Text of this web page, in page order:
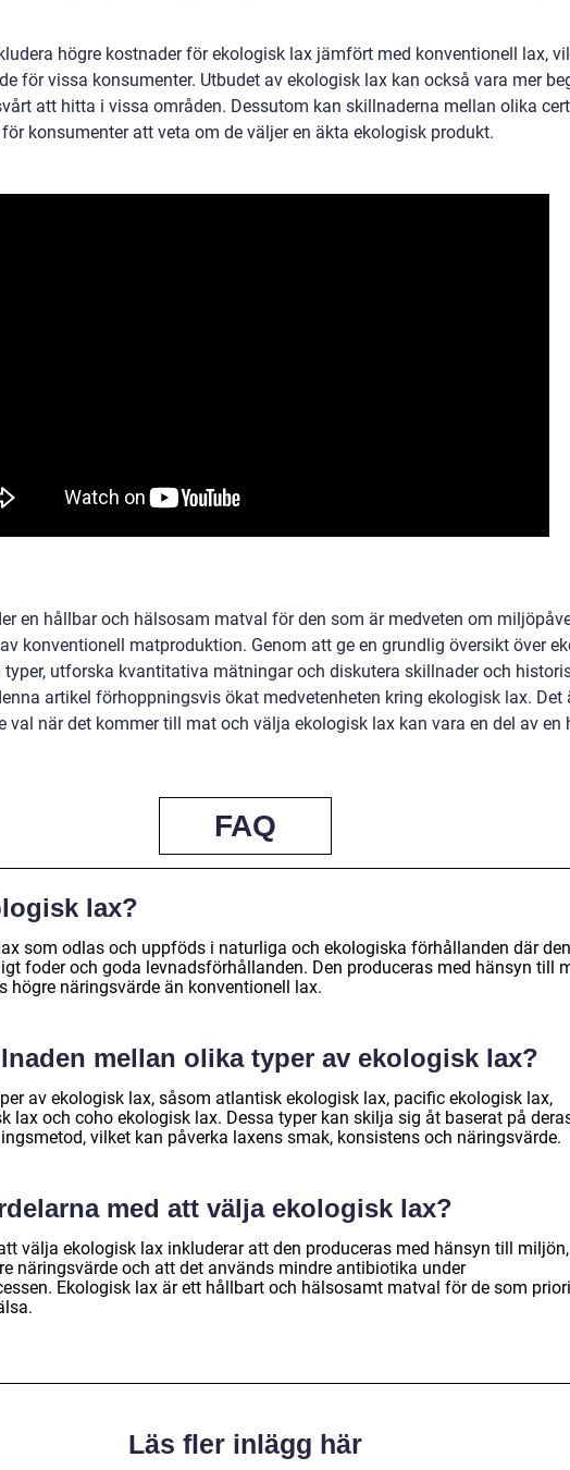
högre kostnader för ekologisk lax jämfört med konventionell lax,
för vissa konsumenter. Utbudet av ekologisk lax kan också vara mer
att hitta i vissa områden. Dessutom kan skillnaderna mellan olika
konsumenter att veta om de väljer en äkta ekologisk produkt.
en hållbar och hälsosam matval för den som är medveten om
konventionell matproduktion. Genom att ge en grundlig översikt över
typer, utforska kvantitativa mätningar och diskutera skillnader och
artikel förhoppningsvis ökat medvetenheten kring ekologisk lax. Det
val när det kommer till mat och välja ekologisk lax kan vara en del av en
FAQ
lax?
som odlas och uppföds i naturliga och ekologiska förhållanden där
foder och goda levnadsförhållanden. Den produceras med hänsyn till
högre näringsvärde än konventionell lax.
mellan olika typer av ekologisk lax?
av ekologisk lax, såsom atlantisk ekologisk lax, pacific ekologisk lax,
lax och coho ekologisk lax. Dessa typer kan skilja sig åt baserat på
vilket kan påverka laxens smak, konsistens och näringsvärde.
med att välja ekologisk lax?
välja ekologisk lax inkluderar att den produceras med hänsyn till
näringsvärde och att det används mindre antibiotika under
Ekologisk lax är ett hållbart och hälsosamt matval för de som
Läs fler inlägg här